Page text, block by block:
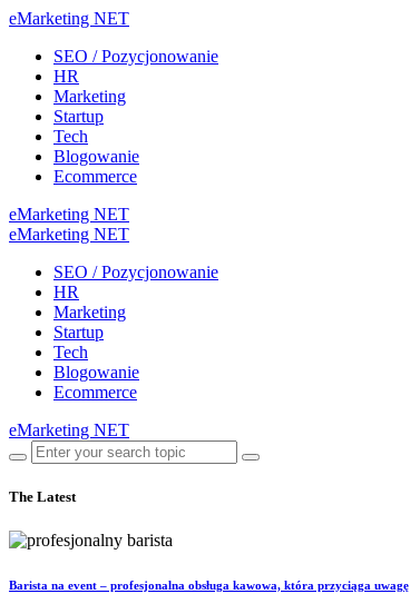
eMarketing NET
SEO / Pozycjonowanie
HR
Marketing
Startup
Tech
Blogowanie
Ecommerce
eMarketing NET
eMarketing NET
SEO / Pozycjonowanie
HR
Marketing
Startup
Tech
Blogowanie
Ecommerce
eMarketing NET
The Latest
Barista na event – profesjonalna obsługa kawowa, która przyciąga uwagę